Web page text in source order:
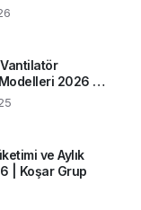
2026 |
ve Aylık
| Koşar Grup